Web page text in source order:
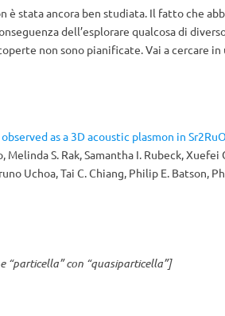
è stata ancora ben studiata. Il fatto che
dell’esplorare qualcosa di
non sono pianificate. Vai a cercare in
as a 3D acoustic plasmon in
S. Rak, Samantha I. Rubeck, Xuefei
Uchoa, Tai C. Chiang, Philip E. Batson,
“particella” con “quasiparticella”]